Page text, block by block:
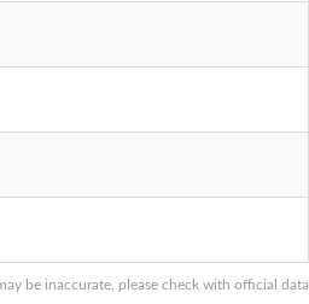
be inaccurate, please check with official data